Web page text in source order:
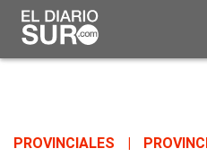
PROVINCIALES